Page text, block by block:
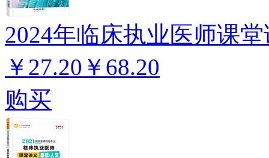
2024年临床执业医师课
￥27.20 ￥68.20
购买